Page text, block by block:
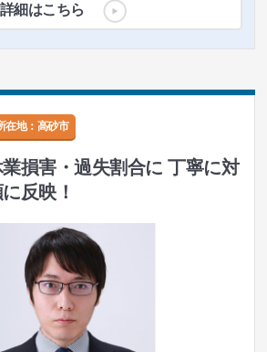
詳細はこちら
在地： 高砂市
損害・過失割合に 丁寧に対
反映！